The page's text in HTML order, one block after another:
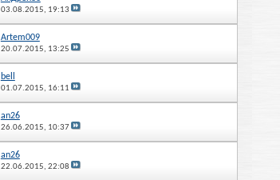
03.08.2015, 19:13
Artem009
20.07.2015, 13:25
bell
01.07.2015, 16:11
an26
26.06.2015, 10:37
an26
22.06.2015, 22:08